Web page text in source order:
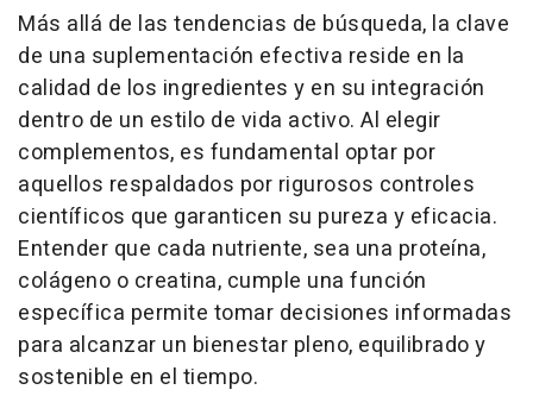
Más allá de las tendencias de búsqueda, la clave
de una suplementación efectiva reside en la
calidad de los ingredientes y en su integración
dentro de un estilo de vida activo. Al elegir
complementos, es fundamental optar por
aquellos respaldados por rigurosos controles
científicos que garanticen su pureza y eficacia.
Entender que cada nutriente, sea una proteína,
colágeno o creatina, cumple una función
específica permite tomar decisiones informadas
para alcanzar un bienestar pleno, equilibrado y
sostenible en el tiempo.